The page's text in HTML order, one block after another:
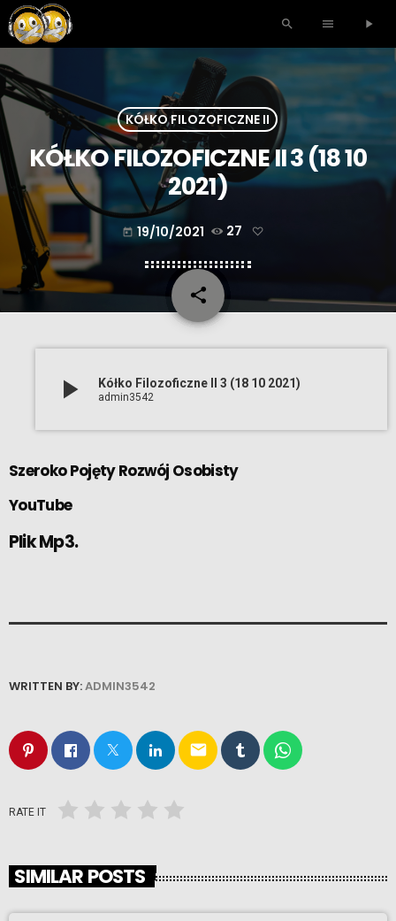
search menu play_arrow
KÓŁKO FILOZOFICZNE II
KÓŁKO FILOZOFICZNE II 3 (18 10
2021)
today 19/10/2021 27
share
email
play_arrow Kółko Filozoficzne II 3 (18 10 2021)
admin3542
Szeroko Pojęty Rozwój Osobisty
YouTube
Plik Mp3.
WRITTEN BY:ADMIN3542
email
RATE IT
SIMILAR POSTS